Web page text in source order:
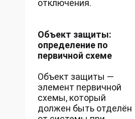
отключения.
Объект защиты:
определение по
первичной схеме
Объект защиты —
элемент первичной
схемы, который
должен быть отделён